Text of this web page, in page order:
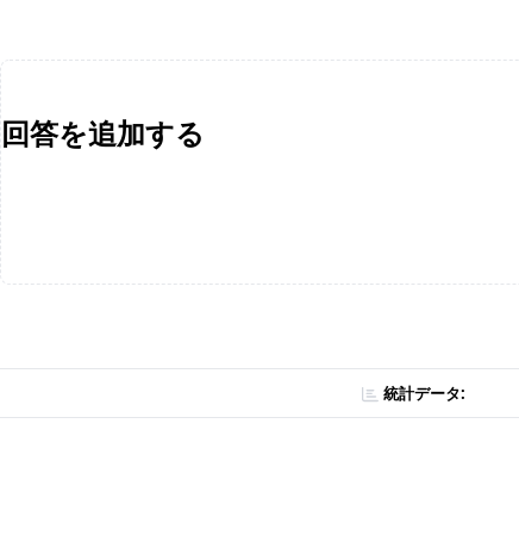
回答を追加する
統計データ: